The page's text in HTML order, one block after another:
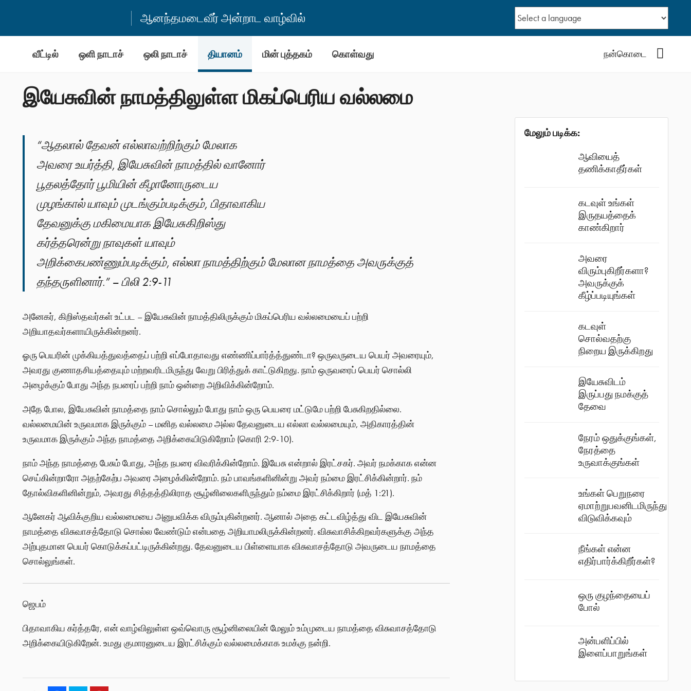
ஆனந்தமடைவீர் அன்றாட வாழ்வில்
வீட்டில் ஒளி நாடாச் ஒலி நாடாச் தியானம் மின் புத்தகம் கொள்வது நன்கொடை
இயேசுவின் நாமத்திலுள்ள மிகப்பெரிய வல்லமை
“ஆதலால் தேவன் எல்லாவற்றிற்கும் மேலாக
அவரை உயர்த்தி, இயேசுவின் நாமத்தில் வானோர்
பூதலத்தோர் பூமியின் கீழானோருடைய
முழங்கால் யாவும் முடங்கும்படிக்கும், பிதாவாகிய
தேவனுக்கு மகிமையாக இயேசுகிறிஸ்து
கர்த்தரென்று நாவுகள் யாவும்
அறிக்கைபண்ணும்படிக்கும், எல்லா நாமத்திற்கும் மேலான நாமத்தை அவருக்குத்
தந்தருளினார்.” – பிலி 2:9-11
அனேகர், கிறிஸ்தவர்கள் உட்பட – இயேசுவின் நாமத்திலிருக்கும் மிகப்பெரிய வல்லமையைப் பற்றி
அறியாதவர்களாயிருக்கின்றனர்.
ஓரு பெயரின் முக்கியத்துவத்தைப் பற்றி எப்போதாவது எண்ணிப்பார்த்த்துண்டா? ஒருவருடைய பெயர் அவரையும்,
அவரது குணாதசியத்தையும் மற்றவரிடமிருந்து வேறு பிரித்துக் காட்டுகிறது. நாம் ஒருவரைப் பெயர் சொல்லி
அழைக்கும் போது அந்த நபரைப் பற்றி நாம் ஒன்றை அறிவிக்கின்றோம்.
அதே போல, இயேசுவின் நாமத்தை நாம் சொல்லும் போது நாம் ஒரு பெயரை மட்டுமே பற்றி பேசுகிறதில்லை.
வல்லமையின் உருவமாக இருக்கும் – மனித வல்லமை அல்ல தேவனுடைய எல்லா வல்லமையும், அதிகாரத்தின்
உருவமாக இருக்கும் அந்த நாமத்தை அறிக்கையிடுகிறோம் (கொரி 2:9-10).
நாம் அந்த நாமத்தை பேசும் போது, அந்த நபரை விவரிக்கின்றோம். இயேசு என்றால் இரட்சகர். அவர் நமக்காக என்ன
செய்கின்றாரோ அதற்கேற்ப அவரை அழைக்கின்றோம். நம் பாவங்களினின்று அவர் நம்மை இரட்சிக்கின்றார். நம்
தோல்விகளினின்றும், அவரது சித்தத்திலிராத சூழ்னிலைகளிருந்தும் நம்மை இரட்சிக்கிறார் (மத் 1:21).
ஆனேகர் ஆவிக்குறிய வல்லமையை அனுபவிக்க விரும்புகின்றனர். ஆனால் அதை கட்டவிழ்த்து விட இயேசுவின்
நாமத்தை விசுவாசத்தோடு சொல்ல வேண்டும் என்பதை அறியாமலிருக்கின்றனர். விசுவாசிக்கிறவர்களுக்கு அந்த
அற்புதமான பெயர் கொடுக்கப்பட்டிருக்கின்றது. தேவனுடைய பிள்ளையாக விசுவாசத்தோடு அவருடைய நாமத்தை
சொல்லுங்கள்.
ஜெபம்
பிதாவாகிய கர்த்தரே, என் வாழ்விலுள்ள ஒவ்வொரு சூழ்னிலையின் மேலும் உம்முடைய நாமத்தை விசுவாசத்தோடு
அறிக்கையிடுகிறேன். உமது குமாரனுடைய இரட்சிக்கும் வல்லமைக்காக உமக்கு நன்றி.
மேலும் படிக்க:
ஆவியைத்
தணிக்காதீர்கள்
கடவுள் உங்கள்
இருதயத்தைக்
காண்கிறார்
அவரை
விரும்புகிறீர்களா?
அவருக்குக்
கீழ்ப்படியுங்கள்
கடவுள்
சொல்வதற்கு
நிறைய இருக்கிறது
இயேசுவிடம்
இருப்பது நமக்குத்
தேவை
நேரம் ஒதுக்குங்கள்,
நேரத்தை
உருவாக்குங்கள்
உங்கள் பெறுநரை
ஏமாற்றுபவனிடமிருந்து
விடுவிக்கவும்
நீங்கள் என்ன
எதிர்பார்க்கிறீர்கள்?
ஒரு குழந்தையைப்
போல்
அன்பளிப்பில்
இளைப்பாறுங்கள்